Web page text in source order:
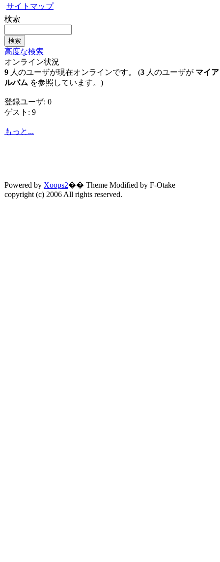
サイトマップ
検索
高度な検索
オンライン状況
9 人のユーザが現在オンラインです。 (3 人のユーザが マイア
ルバム を参照しています。)
登録ユーザ: 0
ゲスト: 9
もっと...
Powered by Xoops2�� Theme Modified by F-Otake
copyright (c) 2006 All rights reserved.